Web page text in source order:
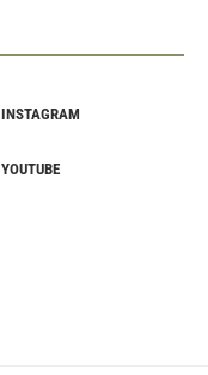
INSTAGRAM
YOUTUBE